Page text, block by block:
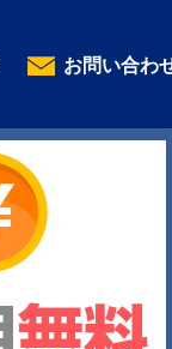
お問い合わ